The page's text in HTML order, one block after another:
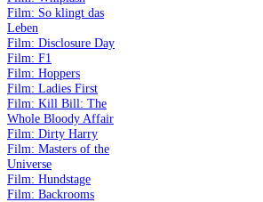
Film: So klingt das
Leben
Film: Disclosure Day
Film: F1
Film: Hoppers
Film: Ladies First
Film: Kill Bill: The
Whole Bloody Affair
Film: Dirty Harry
Film: Masters of the
Universe
Film: Hundstage
Film: Backrooms